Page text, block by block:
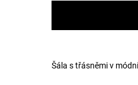
Šála s třásněmi v